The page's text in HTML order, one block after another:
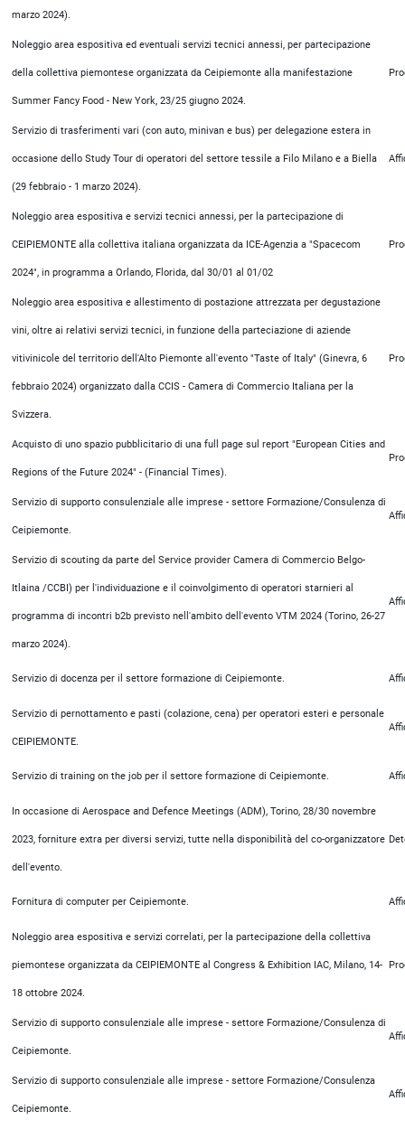
marzo 2024).
Noleggio area espositiva ed eventuali servizi tecnici annessi, per partecipazione
della collettiva piemontese organizzata da Ceipiemonte alla manifestazione
Summer Fancy Food - New York, 23/25 giugno 2024.
Servizio di trasferimenti vari (con auto, minivan e bus) per delegazione estera in
occasione dello Study Tour di operatori del settore tessile a Filo Milano e a Biella
(29 febbraio - 1 marzo 2024).
Noleggio area espositiva e servizi tecnici annessi, per la partecipazione di
CEIPIEMONTE alla collettiva italiana organizzata da ICE-Agenzia a "Spacecom
2024", in programma a Orlando, Florida, dal 30/01 al 01/02
Noleggio area espositiva e allestimento di postazione attrezzata per degustazione
vini, oltre ai relativi servizi tecnici, in funzione della parteciazione di aziende
vitivinicole del territorio dell'Alto Piemonte all'evento "Taste of Italy" (Ginevra, 6
febbraio 2024) organizzato dalla CCIS - Camera di Commercio Italiana per la
Svizzera.
Acquisto di uno spazio pubblicitario di una full page sul report "European Cities and
Regions of the Future 2024" - (Financial Times).
Servizio di supporto consulenziale alle imprese - settore Formazione/Consulenza di
Ceipiemonte.
Servizio di scouting da parte del Service provider Camera di Commercio Belgo-
Itlaina /CCBI) per l'individuazione e il coinvolgimento di operatori starnieri al
programma di incontri b2b previsto nell'ambito dell'evento VTM 2024 (Torino, 26-27
marzo 2024).
Servizio di docenza per il settore formazione di Ceipiemonte.
Servizio di pernottamento e pasti (colazione, cena) per operatori esteri e personale
CEIPIEMONTE.
Servizio di training on the job per il settore formazione di Ceipiemonte.
In occasione di Aerospace and Defence Meetings (ADM), Torino, 28/30 novembre
2023, forniture extra per diversi servizi, tutte nella disponibilità del co-organizzatore
dell'evento.
Fornitura di computer per Ceipiemonte.
Noleggio area espositiva e servizi correlati, per la partecipazione della collettiva
piemontese organizzata da CEIPIEMONTE al Congress & Exhibition IAC, Milano, 14-
18 ottobre 2024.
Servizio di supporto consulenziale alle imprese - settore Formazione/Consulenza di
Ceipiemonte.
Servizio di supporto consulenziale alle imprese - settore Formazione/Consulenza
Ceipiemonte.